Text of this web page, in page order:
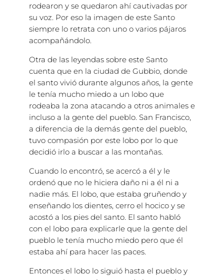
rodearon y se quedaron ahí cautivadas por
su voz. Por eso la imagen de este Santo
siempre lo retrata con uno o varios pájaros
acompañándolo.
Otra de las leyendas sobre este Santo
cuenta que en la ciudad de Gubbio, donde
el santo vivió durante algunos años, la gente
le tenía mucho miedo a un lobo que
rodeaba la zona atacando a otros animales e
incluso a la gente del pueblo. San Francisco,
a diferencia de la demás gente del pueblo,
tuvo compasión por este lobo por lo que
decidió irlo a buscar a las montañas.
Cuando lo encontró, se acercó a él y le
ordenó que no le hiciera daño ni a él ni a
nadie más. El lobo, que estaba gruñendo y
enseñando los dientes, cerro el hocico y se
acostó a los pies del santo. El santo habló
con el lobo para explicarle que la gente del
pueblo le tenía mucho miedo pero que él
estaba ahí para hacer las paces.
Entonces el lobo lo siguió hasta el pueblo y